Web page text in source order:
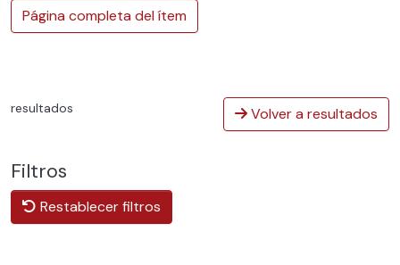
Página completa del ítem
resultados Volver a resultados
Filtros
Restablecer filtros